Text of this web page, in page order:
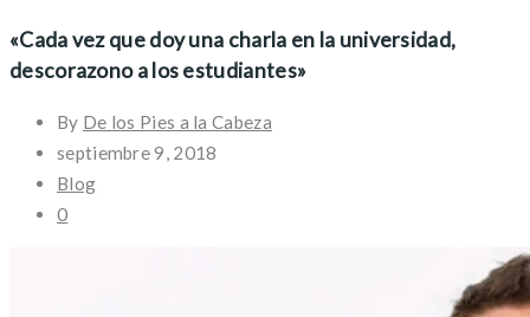
«Cada vez que doy una charla en la universidad,
descorazono a los estudiantes»
By De los Pies a la Cabeza
septiembre 9, 2018
Blog
0